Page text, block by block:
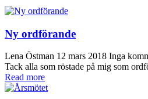
Ny ordförande
Lena Östman 12 mars 2018 Inga
Tack alla som röstade på mig som
Read more